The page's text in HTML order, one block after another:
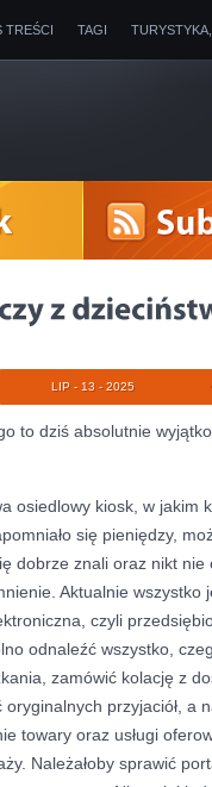
TREŚCI TAGI
LIP - 13 - 2025
to dziś absolutnie
osiedlowy kiosk, w jakim
się pieniędzy,
dobrze znali oraz nikt nie
Aktualnie wszystko
czyli
odnaleźć wszystko,
zamówić kolację z
przyjaciół, a
towary oraz usługi
Należałoby sprawić